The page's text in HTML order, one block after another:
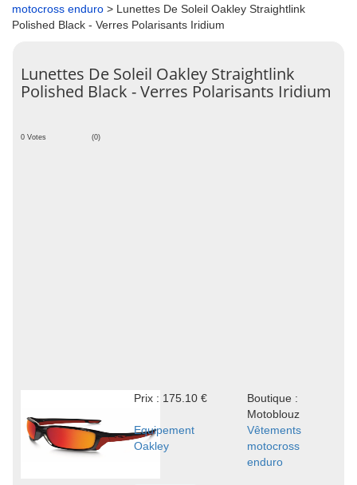
motocross enduro > Lunettes De Soleil Oakley Straightlink
Polished Black - Verres Polarisants Iridium
Lunettes De Soleil Oakley Straightlink
Polished Black - Verres Polarisants Iridium
0 Votes (0)
Prix : 175.10 €
Boutique :
Motoblouz
Equipement
Oakley
Vêtements
motocross
enduro